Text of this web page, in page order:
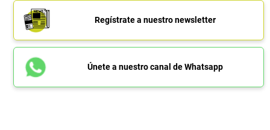
Regístrate a nuestro newsletter
Únete a nuestro canal de Whatsapp